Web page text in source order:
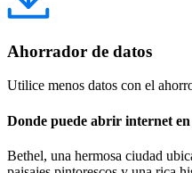
Ahorrador de datos
Utilice menos datos con el
Donde puede abrir internet
Bethel, una hermosa ciudad